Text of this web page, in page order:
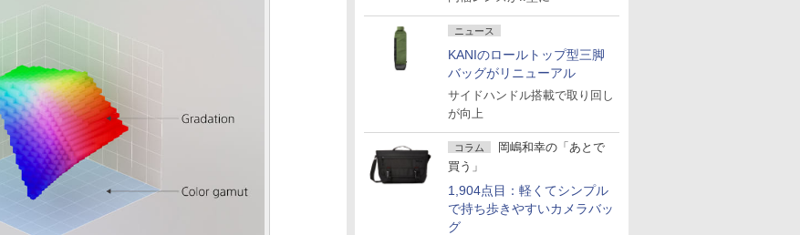
ニュース
KANIのロールトップ型三脚
バッグがリニューアル
サイドハンドル搭載で取り回し
が向上
コラム
岡嶋和幸の「あとで
買う」
1,904点目：軽くてシンプル
で持ち歩きやすいカメラバッ
グ